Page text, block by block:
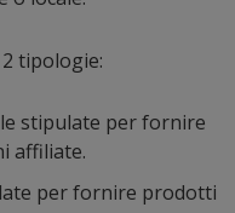
tipologie:
stipulate per fornire
affiliate.
per fornire prodotti